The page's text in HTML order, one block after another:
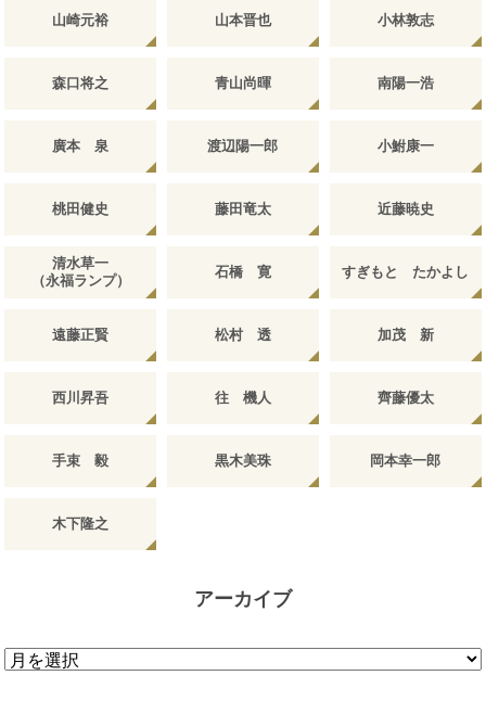
山崎元裕 山本晋也 小林敦志
森口将之 青山尚暉 南陽一浩
廣本 泉 渡辺陽一郎 小鮒康一
桃田健史 藤田竜太 近藤暁史
清水草一
（永福ランプ）
石橋 寛 すぎもと たかよし
遠藤正賢 松村 透 加茂 新
西川昇吾 往 機人 齊藤優太
手束 毅 黒木美珠 岡本幸一郎
木下隆之
アーカイブ
ア